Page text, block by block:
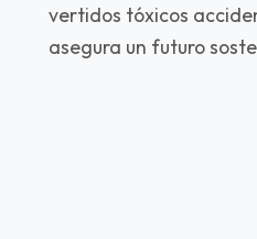
vertidos tóxicos
asegura un futuro